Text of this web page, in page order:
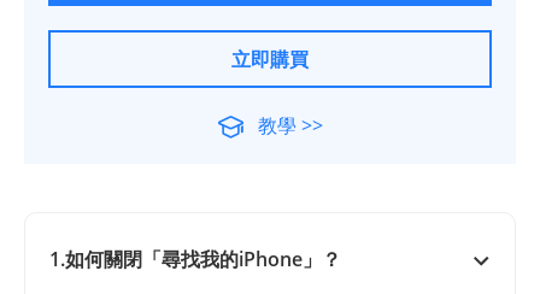
立即購買
教學 >>
1.如何關閉「尋找我的iPhone」？